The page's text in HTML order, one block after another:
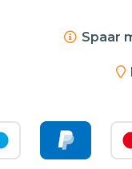
Spaar